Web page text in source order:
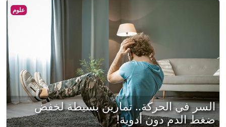
علوم
السر في الحركة.. تمارين بسيطة لخفض
ضغط الدم دون أدوية!